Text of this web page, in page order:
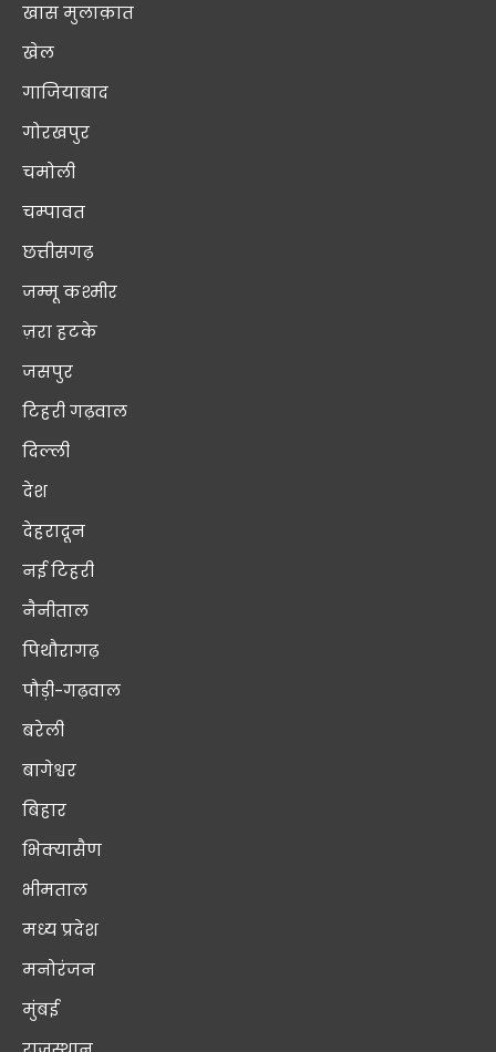
खास मुलाक़ात
खेल
गाजियाबाद
गोरखपुर
चमोली
चम्पावत
छत्तीसगढ़
जम्मू कश्मीर
ज़रा हटके
जसपुर
टिहरी गढ़वाल
दिल्ली
देश
देहरादून
नई टिहरी
नैनीताल
पिथौरागढ़
पौड़ी-गढ़वाल
बरेली
बागेश्वर
बिहार
भिक्यासैण
भीमताल
मध्य प्रदेश
मनोरंजन
मुंबई